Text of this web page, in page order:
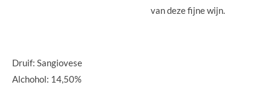
van deze fijne wijn.
Druif: Sangiovese
Alchohol: 14,50%